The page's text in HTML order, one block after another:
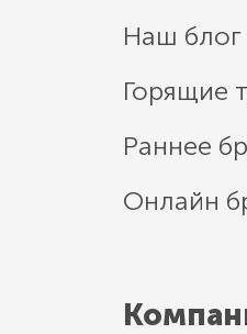
Наш блог
Горящие
Раннее
Онлайн